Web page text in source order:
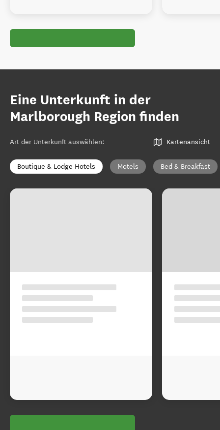
Eine Unterkunft in der
Marlborough Region finden
Art der Unterkunft auswählen: Kartenansicht
Boutique & Lodge Hotels Motels Bed & Breakfast